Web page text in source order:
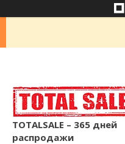
TOTALSALE – 365 дней
распродажи